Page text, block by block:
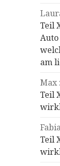
Teil
am
Max
Teil
Teil